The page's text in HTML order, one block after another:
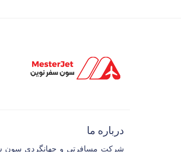
درباره ما
شرکت مسافرتی و جهانگردی سون